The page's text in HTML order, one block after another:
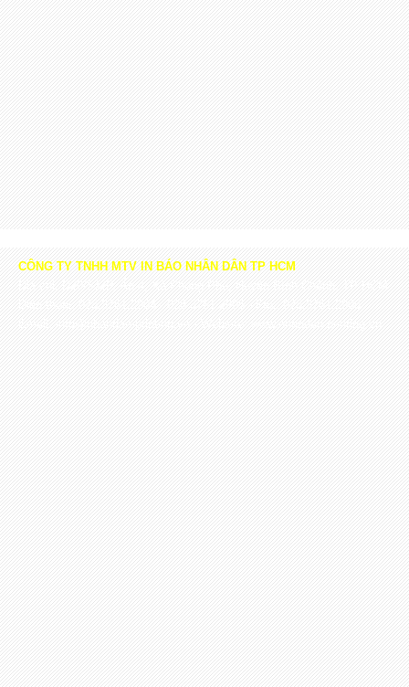
CÔNG TY TNHH MTV IN BÁO NHÂN DÂN TP HCM